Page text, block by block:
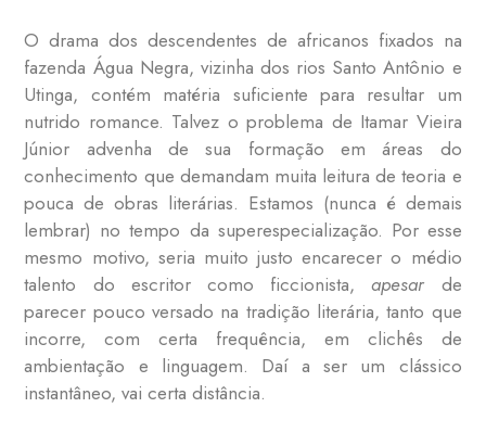
O drama dos descendentes de africanos fixados na
fazenda Água Negra, vizinha dos rios Santo Antônio e
Utinga, contém matéria suficiente para resultar um
nutrido romance. Talvez o problema de Itamar Vieira
Júnior advenha de sua formação em áreas do
conhecimento que demandam muita leitura de teoria e
pouca de obras literárias. Estamos (nunca é demais
lembrar) no tempo da superespecialização. Por esse
mesmo motivo, seria muito justo encarecer o médio
talento do escritor como ficcionista,apesar de
parecer pouco versado na tradição literária, tanto que
incorre, com certa frequência, em clichês de
ambientação e linguagem. Daí a ser um clássico
instantâneo, vai certa distância.